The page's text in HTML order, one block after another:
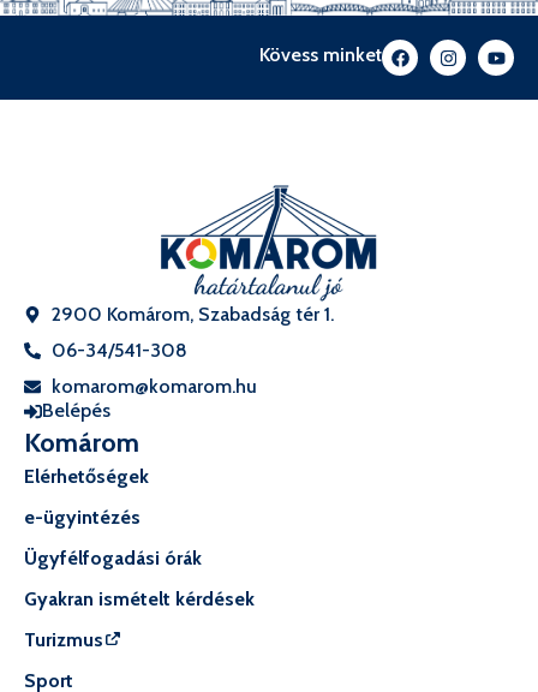
Kövess minket
2900 Komárom, Szabadság tér 1.
06-34/541-308
komarom@komarom.hu
Belépés
Komárom
Elérhetőségek
e-ügyintézés
Ügyfélfogadási órák
Gyakran ismételt kérdések
Turizmus
Sport